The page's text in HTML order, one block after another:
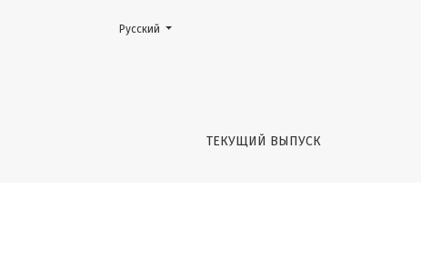
ИЗУЧЕНИЕ ВЛИЯНИЯ УСЛОВИЙ ПОЛУЧЕНИЯ
ТЕКУЩИЙ ВЫПУСК
Сменить язык. Текущий язык:
Русский